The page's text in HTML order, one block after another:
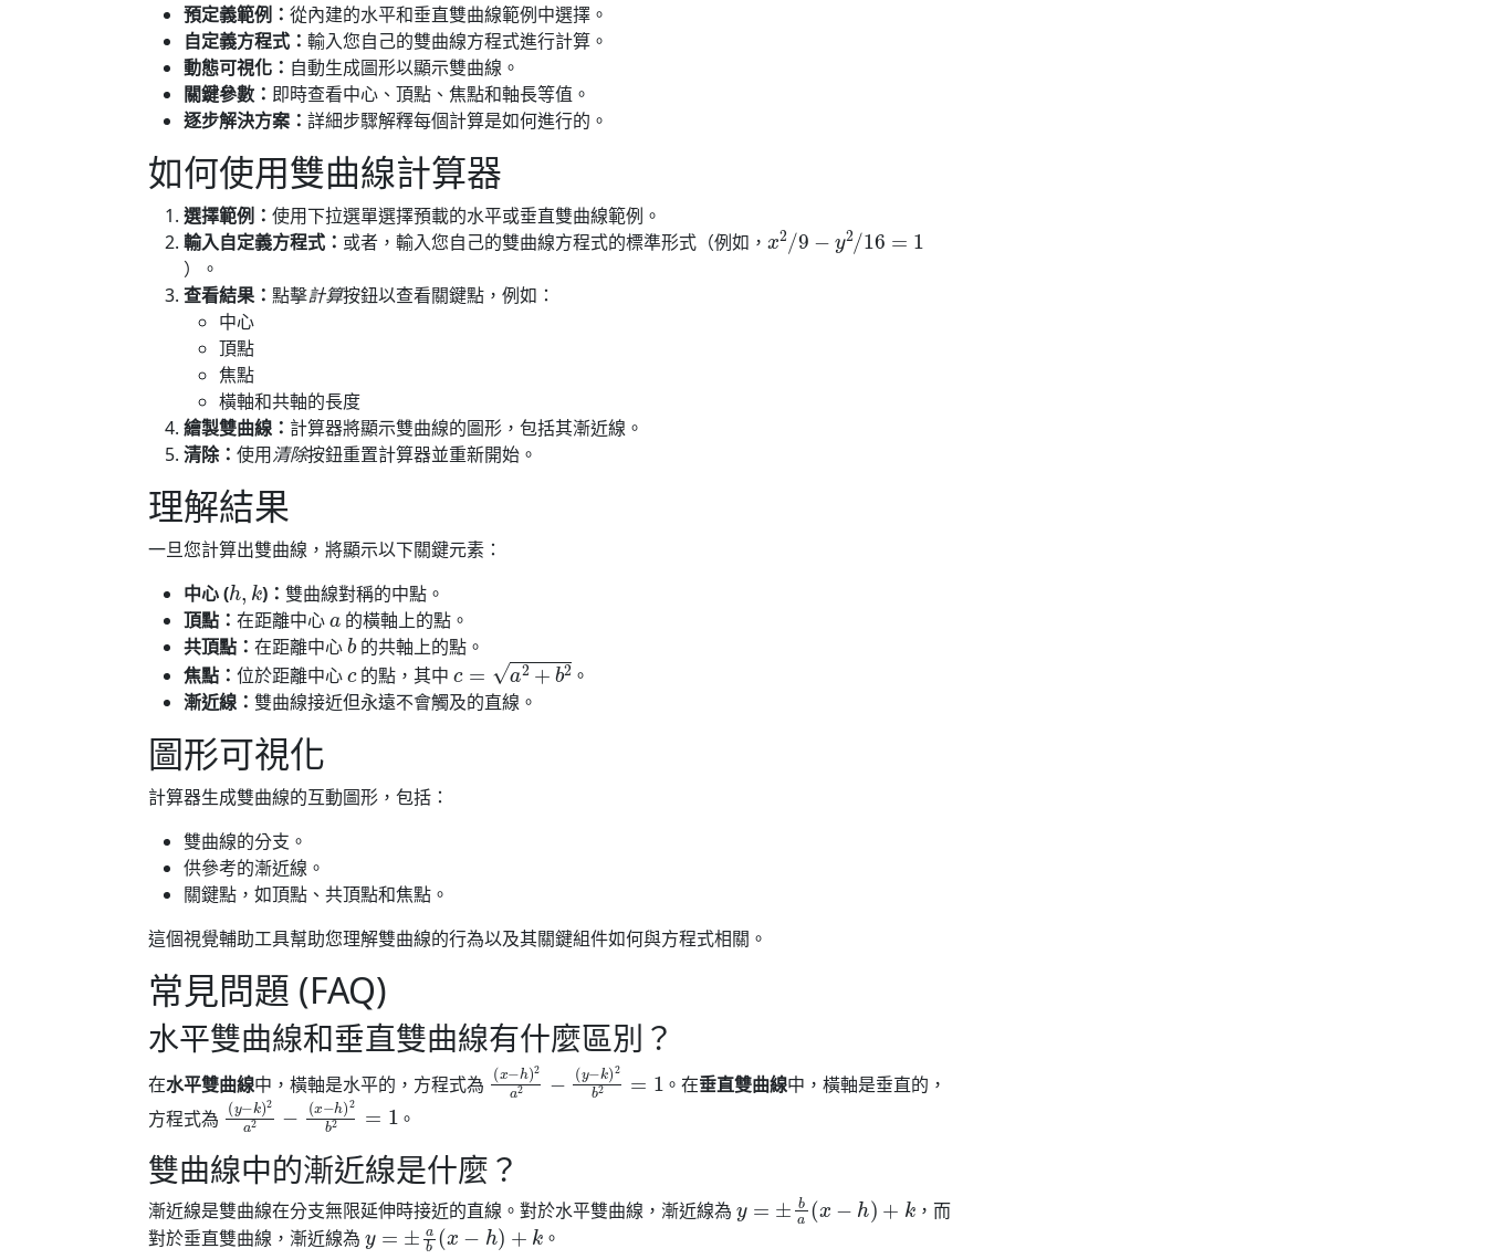
預定義範例： 從內建的水平和垂直雙曲線範例中選擇。
自定義方程式： 輸入您自己的雙曲線方程式進行計算。
動態可視化： 自動生成圖形以顯示雙曲線。
關鍵參數： 即時查看中心、頂點、焦點和軸長等值。
逐步解決方案： 詳細步驟解釋每個計算是如何進行的。
如何使用雙曲線計算器
選擇範例： 使用下拉選單選擇預載的水平或垂直雙曲線範例。
輸入自定義方程式： 或者，輸入您自己的雙曲線方程式的標準形式（例如，
2 / 2/ 16
）。
查看結果： 點擊計算按鈕以查看關鍵點，例如：
中心
頂點
焦點
橫軸和共軸的長度
繪製雙曲線： 計算器將顯示雙曲線的圖形，包括其漸近線。
清除： 使用清除按鈕重置計算器並重新開始。
理解結果
一旦您計算出雙曲線，將顯示以下關鍵元素：
中心 (
h k
)： 雙曲線對稱的中點。
頂點： 在距離中心
a
的橫軸上的點。
共頂點： 在距離中心
b
的共軸上的點。
焦點： 位於距離中心
c
的點，其中
c=a +b2
。
漸近線： 雙曲線接近但永遠不會觸及的直線。
圖形可視化
計算器生成雙曲線的互動圖形，包括：
雙曲線的分支。
供參考的漸近線。
關鍵點，如頂點、共頂點和焦點。
這個視覺輔助工具幫助您理解雙曲線的行為以及其關鍵組件如何與方程式相關。
常見問題 (FAQ)
水平雙曲線和垂直雙曲線有什麼區別？
在水平雙曲線中，橫軸是水平的，方程式為
(x−h) 2−
(y−k)2 =1
。在垂直雙曲線中，橫軸是垂直的，
方程式為
(y−k) a2−
(x−h) b2=1
。
雙曲線中的漸近線是什麼？
漸近線是雙曲線在分支無限延伸時接近的直線。對於水平雙曲線，漸近線為
(x − +k
，而
對於垂直雙曲線，漸近線為
y=±ab(x−h)+k
。